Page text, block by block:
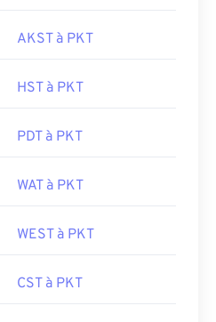
AKST à PKT
HST à PKT
PDT à PKT
WAT à PKT
WEST à PKT
CST à PKT